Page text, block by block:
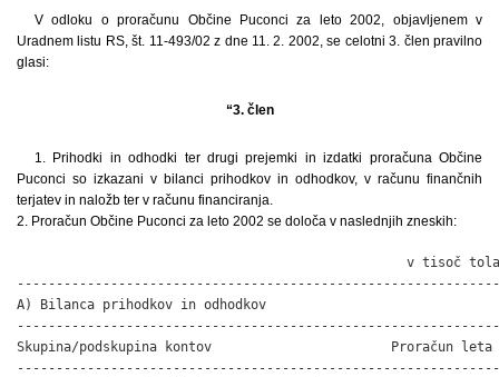
V odloku o proračunu Občine Puconci za leto 2002, objavljenem v
Uradnem listu RS, št. 11-493/02 z dne 11. 2. 2002, se celotni 3. člen pravilno
glasi:
“3. člen
1. Prihodki in odhodki ter drugi prejemki in izdatki proračuna Občine
Puconci so izkazani v bilanci prihodkov in odhodkov, v računu finančnih
terjatev in naložb ter v računu financiranja.
2. Proračun Občine Puconci za leto 2002 se določa v naslednjih zneskih:
v tisoč
A) Bilanca prihodkov in odhodkov
Skupina/podskupina kontov                       Proračun leta